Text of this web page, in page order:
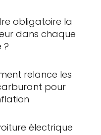
obligatoire la
dans chaque
?
relance les
pour
électrique